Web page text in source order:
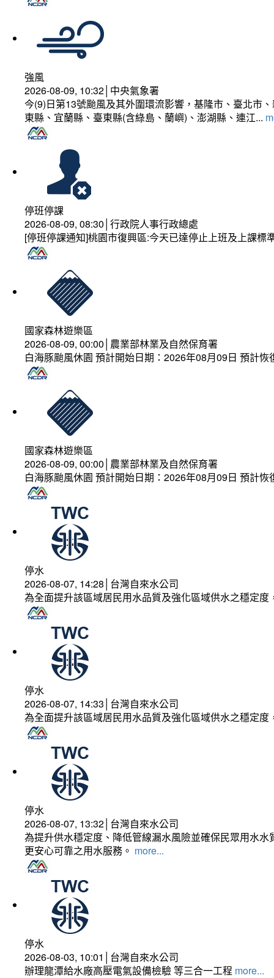
強風
2026-08-09, 10:32│中央氣象署
今(9)日第13號颱風及其外圍環流影響，基隆市、臺北市
東縣、宜蘭縣、臺東縣(含綠島、蘭嶼)、澎湖縣、連江...
停班停課
2026-08-09, 08:30│行政院人事行政總處
[停班停課通知]桃園市復興區:今天已達停止上班及上課
國家森林遊樂區
2026-08-09, 00:00│農業部林業及自然保育署
白海豚颱風休園 預計開始日期：2026年08月09日 預計
國家森林遊樂區
2026-08-09, 00:00│農業部林業及自然保育署
白海豚颱風休園 預計開始日期：2026年08月09日 預計
停水
2026-08-07, 14:28│台灣自來水公司
為全面提升該區域居民用水品質及強化區域供水之穩定
停水
2026-08-07, 14:33│台灣自來水公司
為全面提升該區域居民用水品質及強化區域供水之穩定
停水
2026-08-07, 13:32│台灣自來水公司
為提升供水穩定度、降低管線漏水風險並確保民眾用水
更安心可靠之用水服務。 more...
停水
2026-08-03, 10:01│台灣自來水公司
辦理龍潭給水廠高壓電氣設備檢驗 等三合一工程 more...